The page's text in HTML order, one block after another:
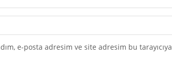
e-posta adresim ve site adresim bu tarayıcıya